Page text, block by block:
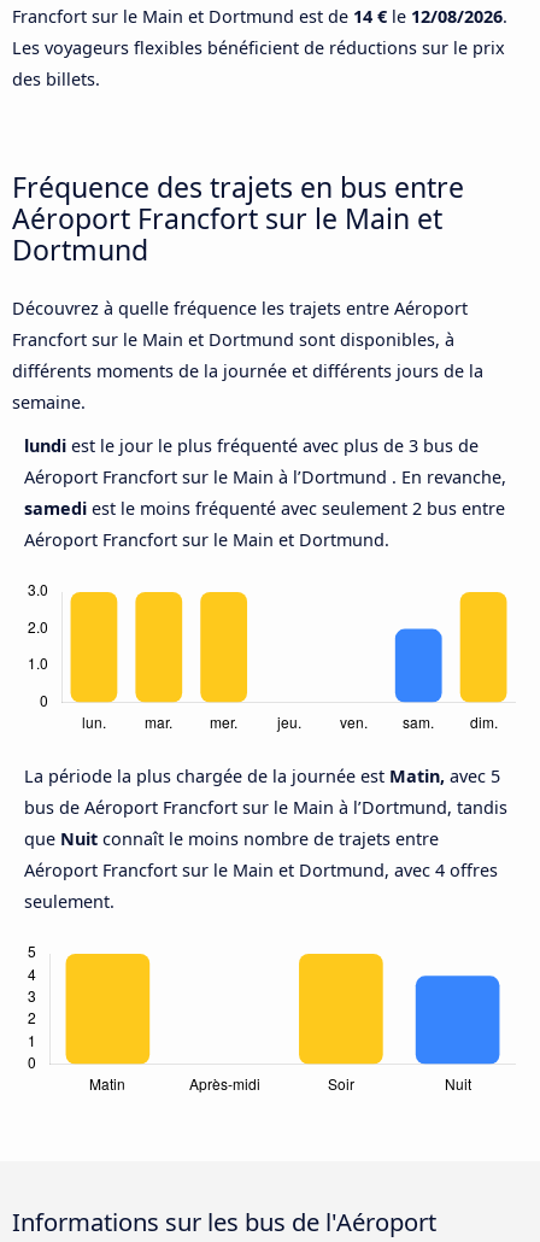
Francfort sur le Main et Dortmund est de 14 € le 12/08/2026.
Les voyageurs flexibles bénéficient de réductions sur le prix
des billets.
Fréquence des trajets en bus entre
Aéroport Francfort sur le Main et
Dortmund
Découvrez à quelle fréquence les trajets entre Aéroport
Francfort sur le Main et Dortmund sont disponibles, à
différents moments de la journée et différents jours de la
semaine.
lundi est le jour le plus fréquenté avec plus de 3 bus de
Aéroport Francfort sur le Main à l’Dortmund . En revanche,
samedi est le moins fréquenté avec seulement 2 bus entre
Aéroport Francfort sur le Main et Dortmund.
La période la plus chargée de la journée est Matin, avec 5
bus de Aéroport Francfort sur le Main à l’Dortmund, tandis
que Nuit connaît le moins nombre de trajets entre
Aéroport Francfort sur le Main et Dortmund, avec 4 offres
seulement.
Informations sur les bus de l'Aéroport